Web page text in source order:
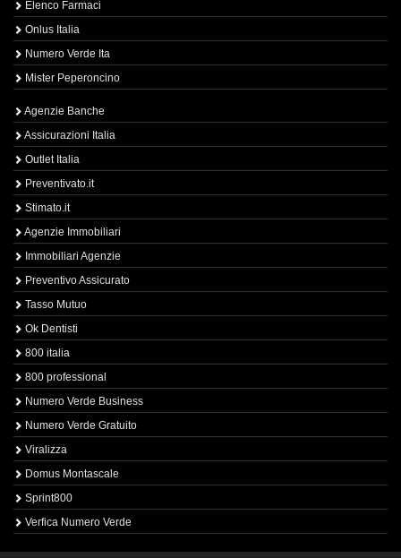
Elenco Farmaci
Onlus Italia
Numero Verde Ita
Mister Peperoncino
Agenzie Banche
Assicurazioni Italia
Outlet Italia
Preventivato.it
Stimato.it
Agenzie Immobiliari
Immobiliari Agenzie
Preventivo Assicurato
Tasso Mutuo
Ok Dentisti
800 italia
800 professional
Numero Verde Business
Numero Verde Gratuito
Viralizza
Domus Montascale
Sprint800
Verfica Numero Verde